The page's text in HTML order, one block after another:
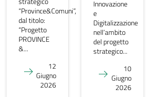
“Province&Comuni”,
dal titolo:
“Progetto
PROVINCE
&...
12
Giugno
2026
Innovazione
e
Digitalizzazione
nell’ambito
del progetto
strategico...
10
Giugno
2026